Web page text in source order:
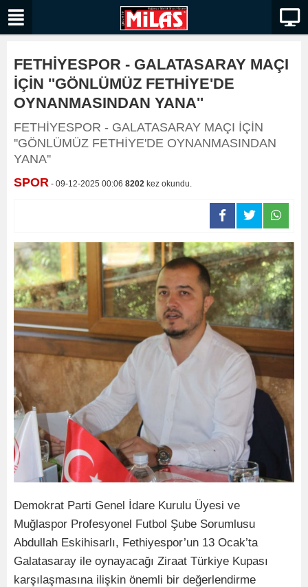
FETHİYESPOR - GALATASARAY MAÇI
İÇİN ''GÖNLÜMÜZ FETHİYE'DE
OYNANMASINDAN YANA''
FETHİYESPOR - GALATASARAY MAÇI İÇİN
''GÖNLÜMÜZ FETHİYE'DE OYNANMASINDAN
YANA''
SPOR - 09-12-2025 00:06 8202 kez okundu.
Demokrat Parti Genel İdare Kurulu Üyesi ve
Muğlaspor Profesyonel Futbol Şube Sorumlusu
Abdullah Eskihisarlı, Fethiyespor’un 13 Ocak’ta
Galatasaray ile oynayacağı Ziraat Türkiye Kupası
karşılaşmasına ilişkin önemli bir değerlendirme